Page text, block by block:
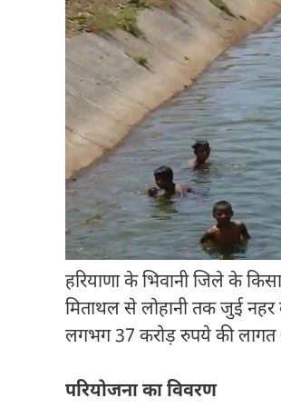
हरियाणा के भिवानी जिले के
मिताथल से लोहानी तक जुई नहर
लगभग 37 करोड़ रुपये की
परियोजना का विवरण